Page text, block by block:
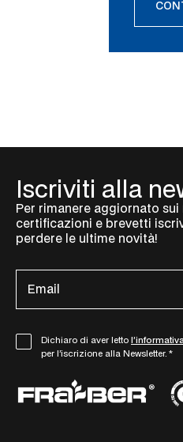
Iscriviti alla
Per rimanere aggiornato
certificazioni e brevetti
perdere le ultime novità!
m
a
R
A
Dichiaro di aver letto l’informativa
per l’iscrizione alla Newsletter. *